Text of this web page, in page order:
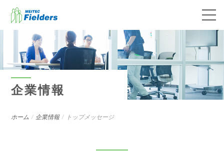
企業情報
ホーム 企業情報 トップメッセージ